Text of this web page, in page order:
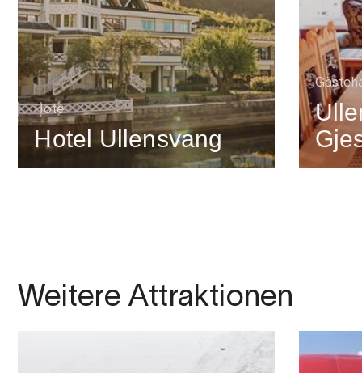
Hotel
Hotel Ullensvang
Weitere Attraktionen